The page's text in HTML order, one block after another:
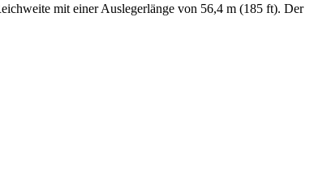
mit einer Auslegerlänge von 56,4 m (185 ft). Der